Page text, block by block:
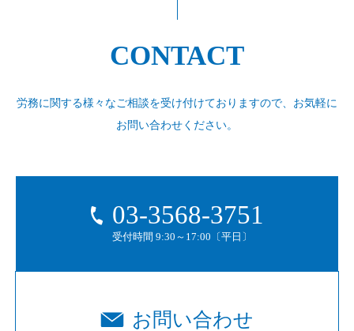
CONTACT
労務に関する様々なご相談を受け付けておりますので、 お気軽に
お問い合わせください。
03-3568-3751
受付時間 9:30～17:00〔平日〕
お問い合わせ